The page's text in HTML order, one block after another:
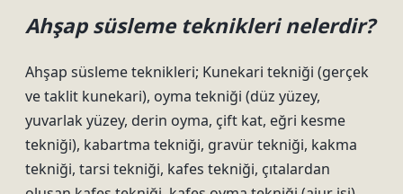
Ahşap süsleme teknikleri nelerdir?
Ahşap süsleme teknikleri; Kunekari tekniği (gerçek
ve taklit kunekari), oyma tekniği (düz yüzey,
yuvarlak yüzey, derin oyma, çift kat, eğri kesme
tekniği), kabartma tekniği, gravür tekniği, kakma
tekniği, tarsi tekniği, kafes tekniği, çıtalardan